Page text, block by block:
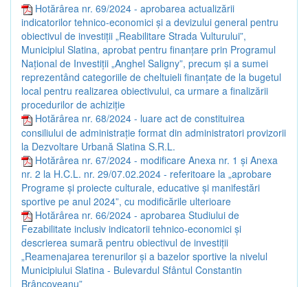
Hotărârea nr. 69/2024 - aprobarea actualizării
indicatorilor tehnico-economici și a devizului general pentru
obiectivul de investiții „Reabilitare Strada Vulturului”,
Municipiul Slatina, aprobat pentru finanțare prin Programul
Național de Investiții „Anghel Saligny”, precum și a sumei
reprezentând categoriile de cheltuieli finanțate de la bugetul
local pentru realizarea obiectivului, ca urmare a finalizării
procedurilor de achiziție
Hotărârea nr. 68/2024 - luare act de constituirea
consiliului de administrație format din administratori provizorii
la Dezvoltare Urbană Slatina S.R.L.
Hotărârea nr. 67/2024 - modificare Anexa nr. 1 și Anexa
nr. 2 la H.C.L. nr. 29/07.02.2024 - referitoare la „aprobare
Programe și proiecte culturale, educative și manifestări
sportive pe anul 2024”, cu modificările ulterioare
Hotărârea nr. 66/2024 - aprobarea Studiului de
Fezabilitate inclusiv indicatorii tehnico-economici și
descrierea sumară pentru obiectivul de investiții
„Reamenajarea terenurilor și a bazelor sportive la nivelul
Municipiului Slatina - Bulevardul Sfântul Constantin
Brâncoveanu”